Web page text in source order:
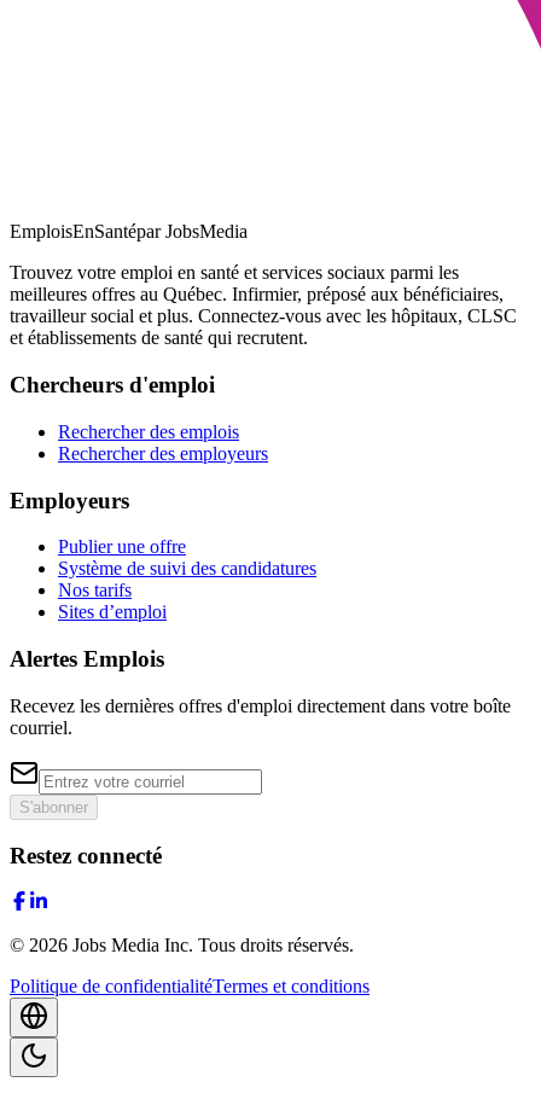
EmploisEnSantépar JobsMedia
Trouvez votre emploi en santé et services sociaux parmi les
meilleures offres au Québec. Infirmier, préposé aux bénéficiaires,
travailleur social et plus. Connectez-vous avec les hôpitaux, CLSC
et établissements de santé qui recrutent.
Chercheurs d'emploi
Rechercher des emplois
Rechercher des employeurs
Employeurs
Publier une offre
Système de suivi des candidatures
Nos tarifs
Sites d’emploi
Alertes Emplois
Recevez les dernières offres d'emploi directement dans votre boîte
courriel.
S'abonner
Restez connecté
© 2026 Jobs Media Inc. Tous droits réservés.
Politique de confidentialitéTermes et conditions